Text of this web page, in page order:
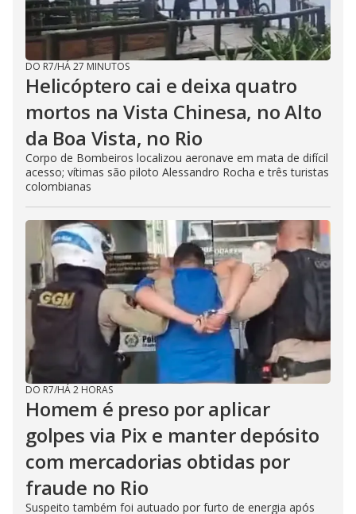
DO R7/HÁ 27 MINUTOS
Helicóptero cai e deixa quatro
mortos na Vista Chinesa, no Alto
da Boa Vista, no Rio
Corpo de Bombeiros localizou aeronave em mata de difícil
acesso; vítimas são piloto Alessandro Rocha e três turistas
colombianas
DO R7/HÁ 2 HORAS
Homem é preso por aplicar
golpes via Pix e manter depósito
com mercadorias obtidas por
fraude no Rio
Suspeito também foi autuado por furto de energia após